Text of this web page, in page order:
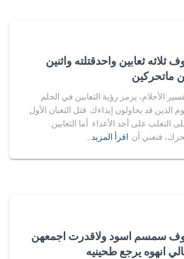
ثعابين واحدقتلته واثنين
ماتحركين
الأحلام، يرمز رؤية الثعابين في الحلم
الذين قد يحاولون إيذاءك. قتل الثعبان الأول
التغلب على أحد الأعداء. أما الثعابين
فتعني أن اقرأ المزيد…
سمسم اسود ولاقدرت اجمعهن
انهوه يرجع طحينيه